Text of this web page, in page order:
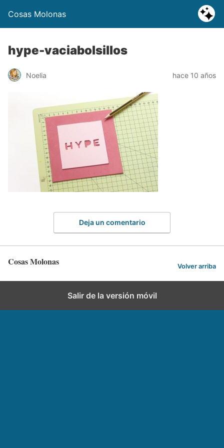
Cosas Molonas
hype-vaciabolsillos
Noelia hace 10 años
Deja un comentario
Cosas Molonas Volver arriba
Salir de la versión móvil